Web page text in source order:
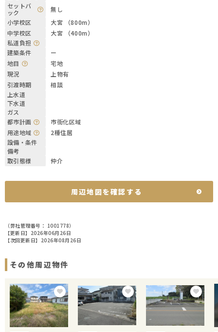
セットバ
ック
無し
小学校区
大宮 （800m）
中学校区
大宮 （400m）
私道負担
建築条件
ー
地目
宅地
現況
上物有
引渡時期
相談
上水道
下水道
ガス
都市計画
市街化区域
用途地域
2種住居
設備・条件
備考
取引態様
仲介
周辺地図を確認する
（弊社管理番号： 1001778）
【更新日】2026年06月26日
【次回更新日】2026年08月26日
その他周辺物件